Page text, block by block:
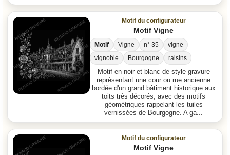
Motif du configurateur
Motif Vigne
Motif Vigne n° 35
vigne
vignoble
Bourgogne
raisins
Motif en noir et blanc de style gravure
représentant une cour ou rue ancienne
bordée d'un grand bâtiment historique aux
toits très décorés, avec des motifs
géométriques rappelant les tuiles
vernissées de Bourgogne. A ga...
Motif du configurateur
Motif Vigne